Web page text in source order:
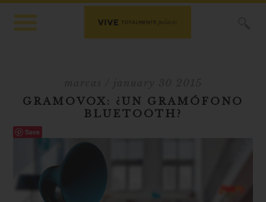
GRAMOVOX: ¿UN GRAMÓFONO
BLUETOOTH?
Save